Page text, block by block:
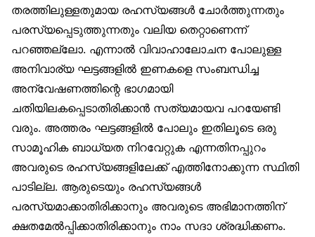
തരത്തിലുള്ളതുമായ രഹസ്യങ്ങൾ ചോർത്തുന്നതും
പരസ്യപ്പെടുത്തുന്നതും വലിയ തെറ്റാണെന്ന്
പറഞ്ഞല്ലോ. എന്നാൽ വിവാഹാലോചന പോലുള്ള
അനിവാര്യ ഘട്ടങ്ങളിൽ ഇണകളെ സംബന്ധിച്ച
അന്വേഷണത്തിന്റെ ഭാഗമായി
ചതിയിലകപ്പെടാതിരിക്കാൻ സത്യമായവ പറയേണ്ടി
വരും. അത്തരം ഘട്ടങ്ങളിൽ പോലും ഇതിലൂടെ ഒരു
സാമൂഹിക ബാധ്യത നിറവേറ്റുക എന്നതിനപ്പുറം
അവരുടെ രഹസ്യങ്ങളിലേക്ക് എത്തിനോക്കുന്ന സ്ഥിതി
പാടില്ല. ആരുടെയും രഹസ്യങ്ങൾ
പരസ്യമാക്കാതിരിക്കാനും അവരുടെ അഭിമാനത്തിന്
ക്ഷതമേൽപ്പിക്കാതിരിക്കാനും നാം സദാ ശ്രദ്ധിക്കണം.